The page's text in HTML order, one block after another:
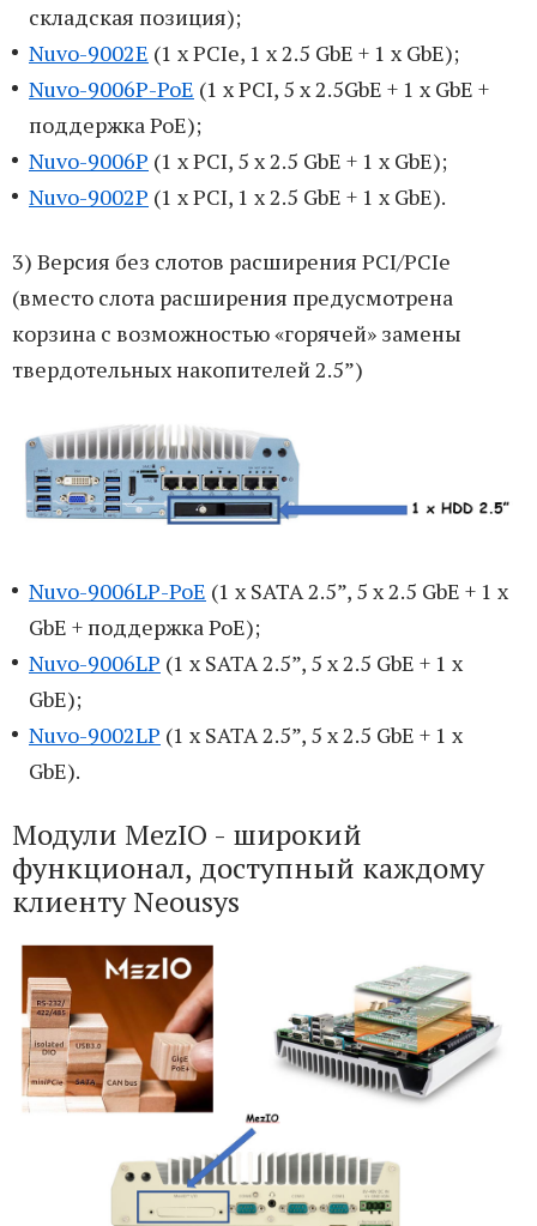
складская позиция);
Nuvo-9002E (1 x PCIe, 1 x 2.5 GbE + 1 x GbE);
Nuvo-9006P-PoE (1 x PCI, 5 x 2.5GbE + 1 x GbE +
поддержка PoE);
Nuvo-9006P (1 x PCI, 5 x 2.5 GbE + 1 x GbE);
Nuvo-9002P (1 x PCI, 1 x 2.5 GbE + 1 x GbE).
3) Версия без слотов расширения PCI/PCIe
(вместо слота расширения предусмотрена
корзина c возможностью «горячей» замены
твердотельных накопителей 2.5”)
Nuvo-9006LP-PoE (1 x SATA 2.5”, 5 x 2.5 GbE + 1 x
GbE + поддержка PoE);
Nuvo-9006LP (1 x SATA 2.5”, 5 x 2.5 GbE + 1 x
GbE);
Nuvo-9002LP (1 x SATA 2.5”, 5 x 2.5 GbE + 1 x
GbE).
Модули MezIO - широкий
функционал, доступный каждому
клиенту Neousys